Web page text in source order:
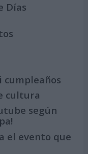
Días
cumpleaños
cultura
según
el evento que